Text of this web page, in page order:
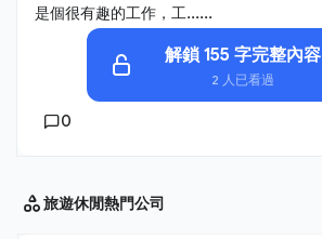
是個很有趣的工作，工......
解鎖 155 字完整內容
2 人已看過
0
旅遊休閒熱門公司